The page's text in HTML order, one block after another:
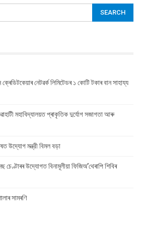
নেটৱৰ্ক লিমিটেডৰ ১ কোটি টকাৰ বান সাহায্য
মহাবিদ্যালয়ত প্ৰাকৃতিক দুৰ্যোগ সজাগতা আৰু
উদ্যোগ মন্ত্রী বিমল বড়া
চেণ্টাৰৰ উদ্যোগত বিনামূলীয়া ফিজিঅ’থেৰাপি শিবিৰ
সামৰণি